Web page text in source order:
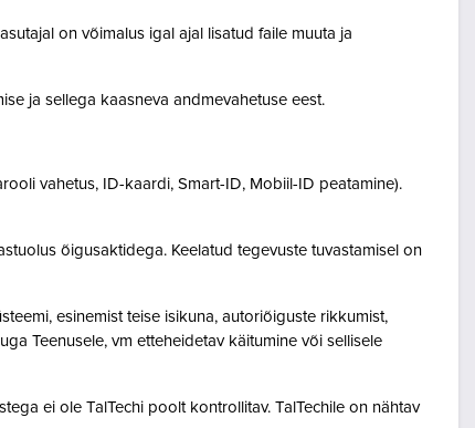
on võimalus igal ajal lisatud faile muuta ja
ja sellega kaasneva andmevahetuse eest.
vahetus, ID-kaardi, Smart-ID, Mobiil-ID peatamine).
õigusaktidega. Keelatud tegevuste tuvastamisel on
esinemist teise isikuna, autoriõiguste rikkumist,
Teenusele, vm etteheidetav käitumine või sellisele
ei ole TalTechi poolt kontrollitav. TalTechile on nähtav